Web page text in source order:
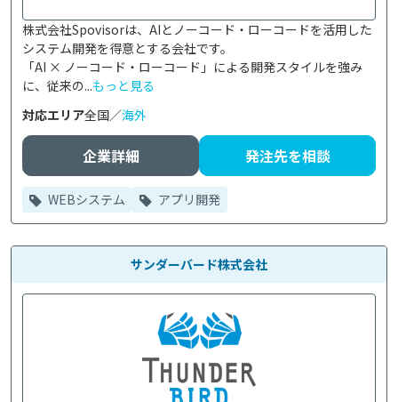
株式会社Spovisorは、AIとノーコード・ローコードを活用した
システム開発を得意とする会社です。
「AI × ノーコード・ローコード」による開発スタイルを強み
に、従来の...もっと見る
対応エリア全国／海外
企業詳細 発注先を相談
WEBシステム アプリ開発
サンダーバード株式会社